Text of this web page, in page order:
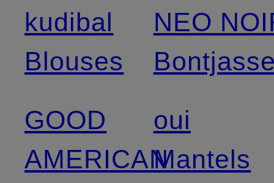
kudibal
Blouses
GOOD
AMERICAN
NEO
oui
Mantels